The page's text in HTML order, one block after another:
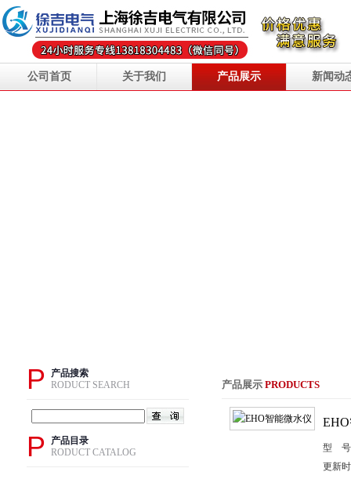
公司首页 关于我们 产品展示 新闻动
产品展示 PRODUCTS
型 号
更新
P
产品搜索
RODUCT SEARCH
P
产品目录
RODUCT CATALOG